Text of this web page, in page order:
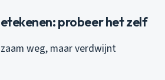
probeer het zelf
weg, maar verdwijnt